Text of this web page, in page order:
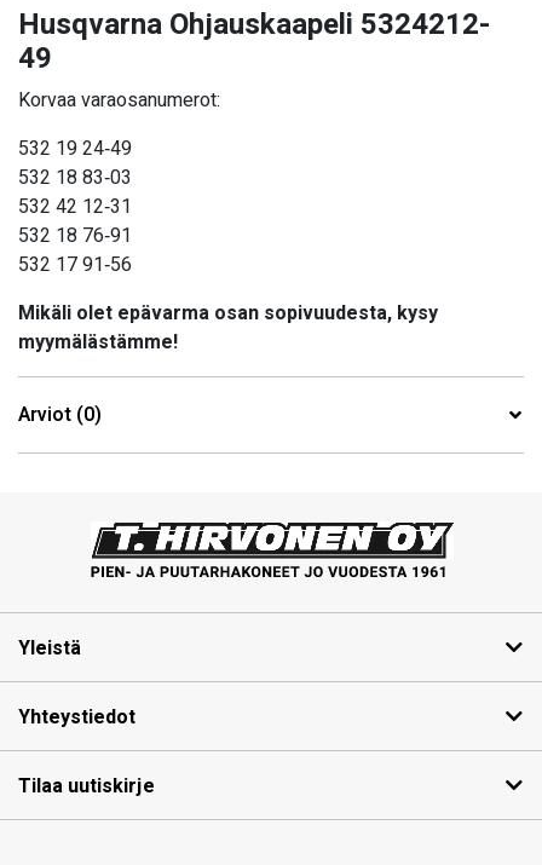
Husqvarna Ohjauskaapeli 5324212-
49
Korvaa varaosanumerot:
532 19 24‑49
532 18 83‑03
532 42 12‑31
532 18 76‑91
532 17 91‑56
Mikäli olet epävarma osan sopivuudesta, kysy
myymälästämme!
Arviot (0)
Yleistä
Yhteystiedot
Tilaa uutiskirje